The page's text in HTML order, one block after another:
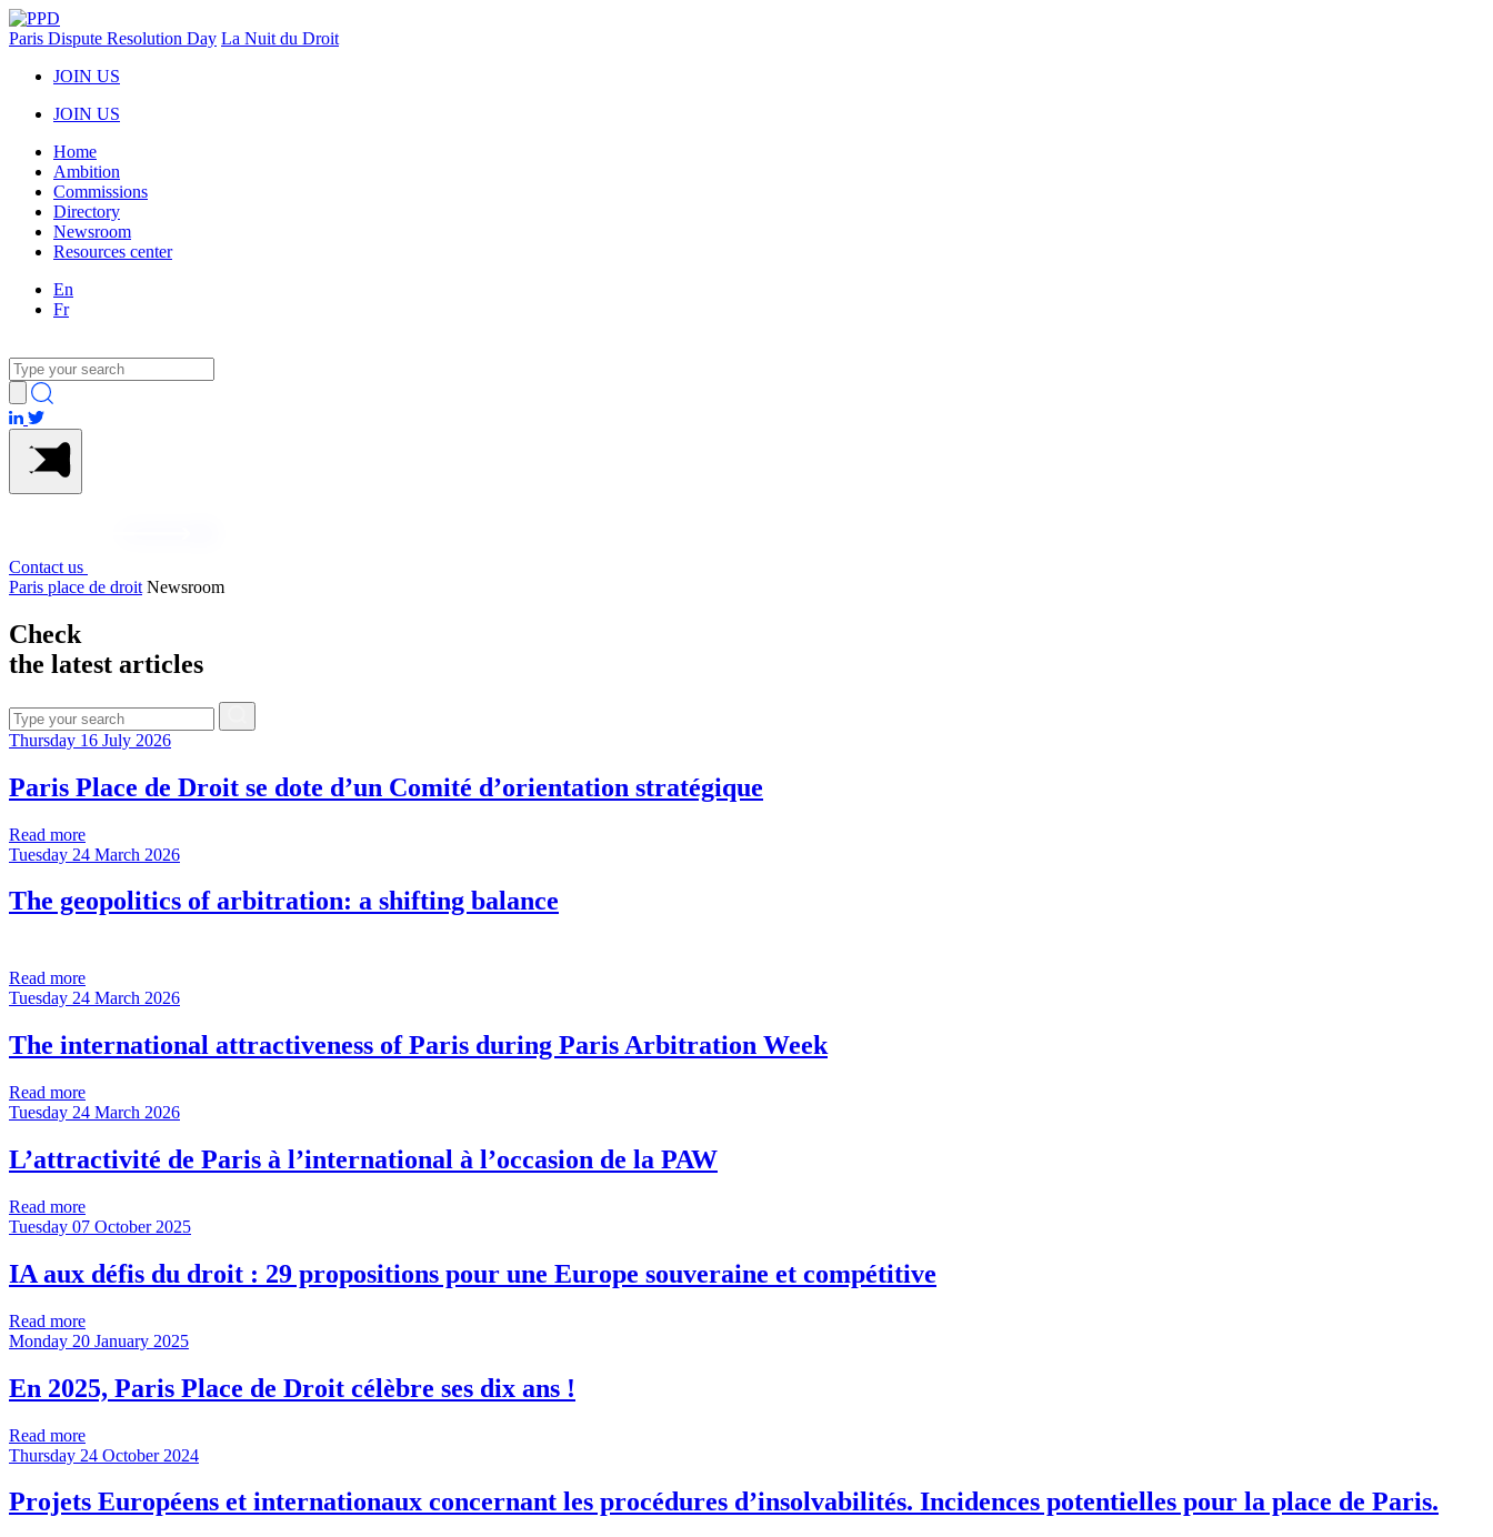
Paris Dispute Resolution Day La Nuit du Droit
JOIN US
JOIN US
Home
Ambition
Commissions
Directory
Newsroom
Resources center
En
Fr
Contact us
Paris place de droit Newsroom
Check
the latest articles
Thursday 16 July 2026
Paris Place de Droit se dote d’un Comité d’orientation stratégique
Read more
Tuesday 24 March 2026
The geopolitics of arbitration: a shifting balance
Read more
Tuesday 24 March 2026
The international attractiveness of Paris during Paris Arbitration Week
Read more
Tuesday 24 March 2026
L’attractivité de Paris à l’international à l’occasion de la PAW
Read more
Tuesday 07 October 2025
IA aux défis du droit : 29 propositions pour une Europe souveraine et compétitive
Read more
Monday 20 January 2025
En 2025, Paris Place de Droit célèbre ses dix ans !
Read more
Thursday 24 October 2024
Projets Européens et internationaux concernant les procédures d’insolvabilités. Incidences potentielles pour la place de Paris.